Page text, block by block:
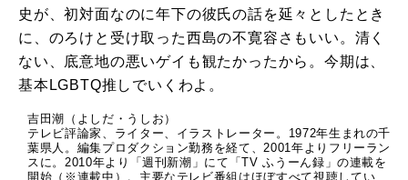
史が、初対面なのに年下の彼氏の話を延々としたとき
に、のろけと受け取った西島の不寛容さもいい。清く
ない、底意地の悪いゲイも観たかったから。今期は、
基本LGBTQ推しでいくわよ。
吉田潮（よしだ・うしお）
テレビ評論家、ライター、イラストレーター。1972年生まれの千
葉県人。編集プロダクション勤務を経て、2001年よりフリーラン
スに。2010年より「週刊新潮」にて「TV ふうーん録」の連載を
開始（※連載中）。主要なテレビ番組はほぼすべて視聴してい